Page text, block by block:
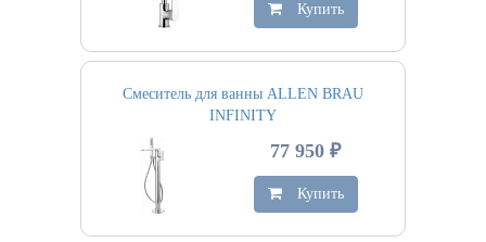
Купить
Смеситель для ванны ALLEN BRAU
INFINITY
77 950 ₽
Купить